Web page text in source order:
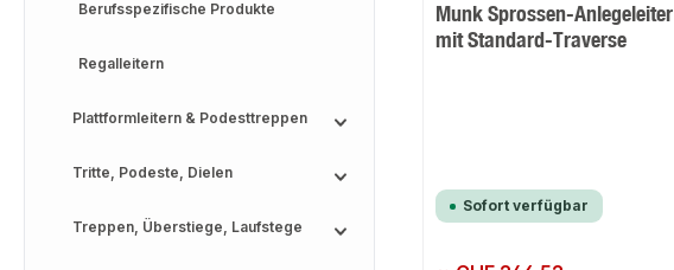
Berufsspezifische Produkte
Regalleitern
Plattformleitern & Podesttreppen
Tritte, Podeste, Dielen
Treppen, Überstiege, Laufstege
Munk Sprossen-Anlegeleiter
mit Standard-Traverse
Sofort verfügbar